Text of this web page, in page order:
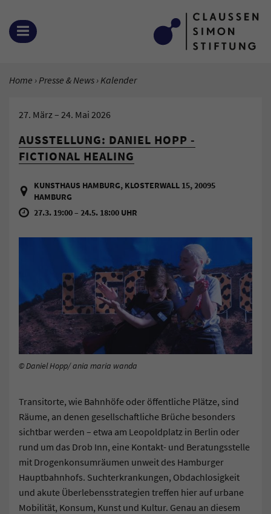
Zum Inhalt springen
MENÜ ÖFFNEN
SIE BEFINDEN SICH HIER:
Home Presse & News Aktuelle Seite:
Kalender
27. März– 24. Mai 2026
AUSSTELLUNG: DANIEL HOPP -
FICTIONAL HEALING
KUNSTHAUS HAMBURG, KLOSTERWALL 15, 20095
HAMBURG
27.3. 19:00 – 24.5. 18:00 UHR
© Daniel Hopp/ ania maria wanda
Transitorte, wie Bahnhöfe oder öffentliche Plätze, sind
Räume, an denen gesellschaftliche Brüche besonders
sichtbar werden – etwa am Leopoldplatz in Berlin oder
rund um das Drob Inn, eine Kontakt- und Beratungsstelle
mit Drogenkonsumräumen unweit des Hamburger
Hauptbahnhofs. Suchterkrankungen, Obdachlosigkeit
und akute Überlebensstrategien treffen hier auf urbane
Mobilität, Konsum, Kunst und Kultur. Genau an diesem